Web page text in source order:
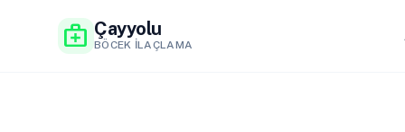
medical_services Çayyolu
BÖCEK İLAÇLAMA